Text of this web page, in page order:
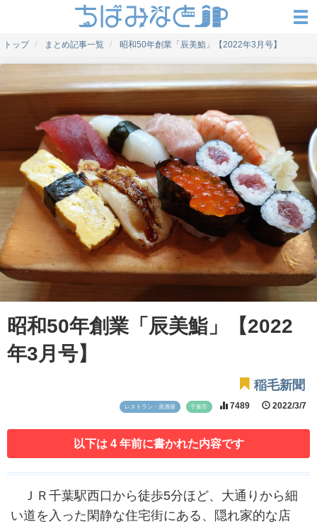
トップ まとめ記事一覧 昭和50年創業「辰美鮨」【2022年3月号】
昭和50年創業「辰美鮨」【2022
年3月号】
稲毛新聞
レストラン・居酒屋 千葉市 7489 2022/3/7
以下は 4 年前に書かれた内容です
ＪＲ千葉駅西口から徒歩5分ほど、大通りから細
い道を入った閑静な住宅街にある、隠れ家的な店